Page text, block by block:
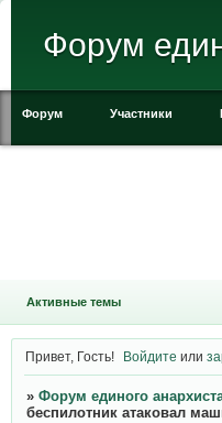
Форум
Форум Участники
Активные темы
Привет, Гость! Войдите или
» Форум единого
беспилотник атаковал